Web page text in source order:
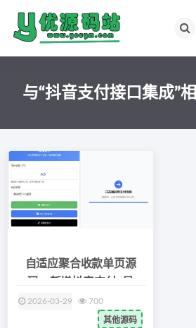
与“抖音支付接口集成”
自适应聚合收款单页源
2026-03-29 700
其他源码